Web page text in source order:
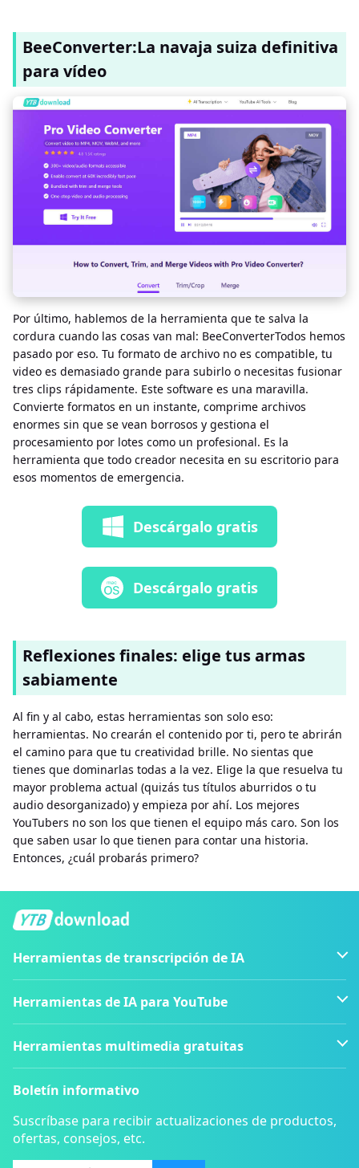
BeeConverter:La navaja suiza definitiva
para vídeo
Por último, hablemos de la herramienta que te salva la
cordura cuando las cosas van mal: BeeConverterTodos hemos
pasado por eso. Tu formato de archivo no es compatible, tu
video es demasiado grande para subirlo o necesitas fusionar
tres clips rápidamente. Este software es una maravilla.
Convierte formatos en un instante, comprime archivos
enormes sin que se vean borrosos y gestiona el
procesamiento por lotes como un profesional. Es la
herramienta que todo creador necesita en su escritorio para
esos momentos de emergencia.
Descárgalo gratis
Descárgalo gratis
Reflexiones finales: elige tus armas
sabiamente
Al fin y al cabo, estas herramientas son solo eso:
herramientas. No crearán el contenido por ti, pero te abrirán
el camino para que tu creatividad brille. No sientas que
tienes que dominarlas todas a la vez. Elige la que resuelva tu
mayor problema actual (quizás tus títulos aburridos o tu
audio desorganizado) y empieza por ahí. Los mejores
YouTubers no son los que tienen el equipo más caro. Son los
que saben usar lo que tienen para contar una historia.
Entonces, ¿cuál probarás primero?
Herramientas de transcripción de IA
Herramientas de IA para YouTube
Herramientas multimedia gratuitas
Boletín informativo
Suscríbase para recibir actualizaciones de productos,
ofertas, consejos, etc.